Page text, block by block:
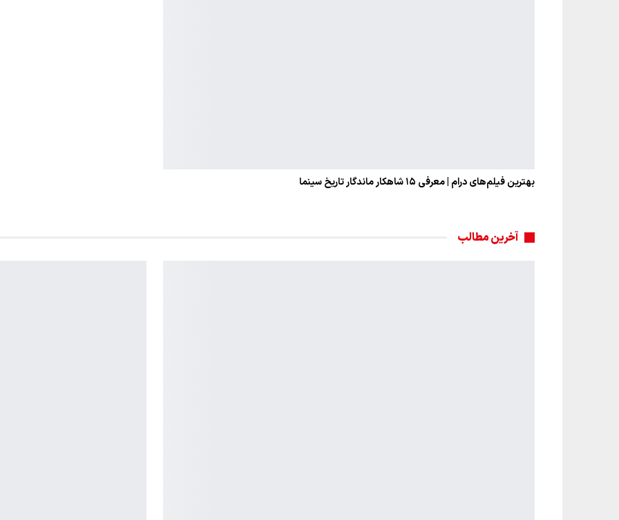
بهترین فیلم‌های درام | معرفی ۱۵ شاهکار ماندگار تاریخ سینما
آخرین مطالب